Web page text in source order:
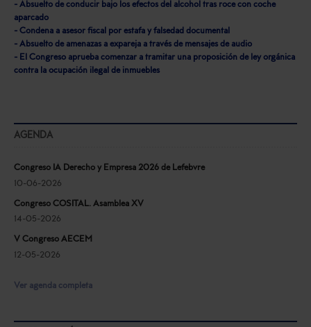
- Absuelto de conducir bajo los efectos del alcohol tras roce con coche
aparcado
- Condena a asesor fiscal por estafa y falsedad documental
- Absuelto de amenazas a expareja a través de mensajes de audio
- El Congreso aprueba comenzar a tramitar una proposición de ley orgánica
contra la ocupación ilegal de inmuebles
AGENDA
Congreso IA Derecho y Empresa 2026 de Lefebvre
10-06-2026
Congreso COSITAL. Asamblea XV
14-05-2026
V Congreso AECEM
12-05-2026
Ver agenda completa